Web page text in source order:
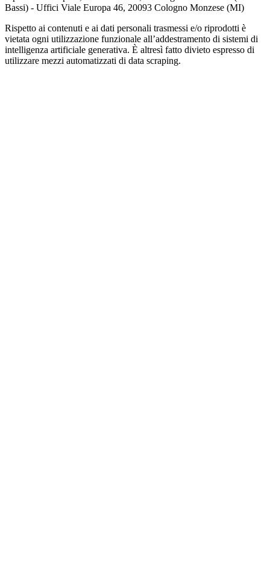
Bassi) - Uffici Viale Europa 46, 20093 Cologno Monzese (MI)
Rispetto ai contenuti e ai dati personali trasmessi e/o riprodotti è
vietata ogni utilizzazione funzionale all’addestramento di sistemi di
intelligenza artificiale generativa. È altresì fatto divieto espresso di
utilizzare mezzi automatizzati di data scraping.